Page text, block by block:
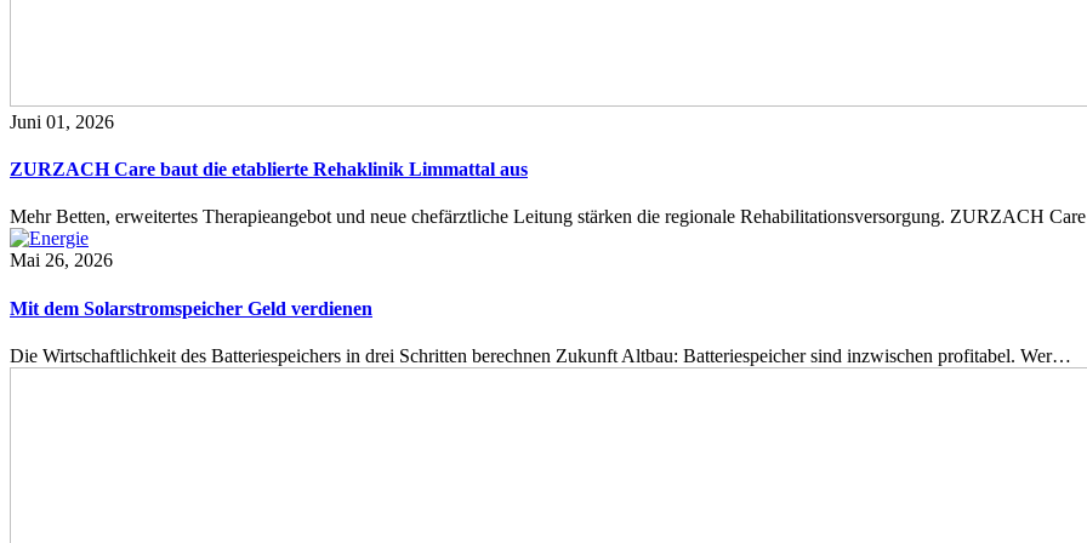
Juni 01, 2026
ZURZACH Care baut die etablierte Rehaklinik Limmattal aus
Mehr Betten, erweitertes Therapieangebot und neue chefärztliche Leitung stärken die regionale Rehabilitationsversorgung. ZURZACH
Mai 26, 2026
Mit dem Solarstromspeicher Geld verdienen
Die Wirtschaftlichkeit des Batteriespeichers in drei Schritten berechnen Zukunft Altbau: Batteriespeicher sind inzwischen profitabel. Wer…